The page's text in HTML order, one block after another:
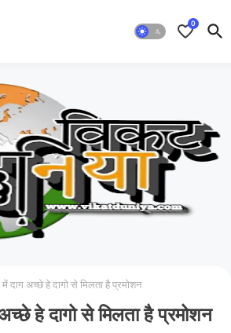
0
में दाग अच्छे हे दागो से मिलता है प्रमोशन
हे दागो से मिलता है प्रमोशन